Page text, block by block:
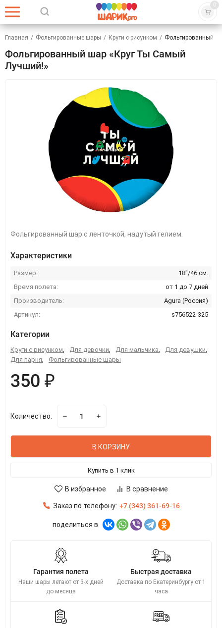
0
Главная / Фольгированные шары / Круги с рисунком / Фольгированный
Фольгированный шар «Круг Ты Самый
Лучший!»
Фольгированный шар с ленточкой, надутый гелием.
Характеристики
Размер:
18''/46 см.
Время полета:
от 1 до 7 дней
Производитель:
Agura (Россия)
Артикул:
s756522-325
Категории
Круги с рисунком, Для девочки, Для мальчика, Для девушки,
Для парня, Фольгированные шары
350 ₽
Количество:
В КОРЗИНУ
Купить в 1 клик
В избранное В сравнение
Заказ по телефону: +7 (343) 361-69-16
поделиться в
Гарантия полета
Наши шары летают от 3-х дней
до месяца
Быстрая доставка
Доставка по Екатеринбургу от 1
часа